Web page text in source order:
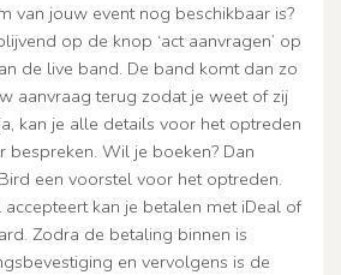
van jouw event nog beschikbaar is?
op de knop ‘act aanvragen’ op
de live band. De band komt dan zo
aanvraag terug zodat je weet of zij
kan je alle details voor het optreden
bespreken. Wil je boeken? Dan
een voorstel voor het optreden.
kan je betalen met iDeal of
Zodra de betaling binnen is
en vervolgens is de